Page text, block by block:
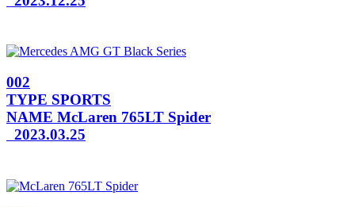
002
TYPE SPORTS
NAME McLaren 765LT Spider
2023.03.25